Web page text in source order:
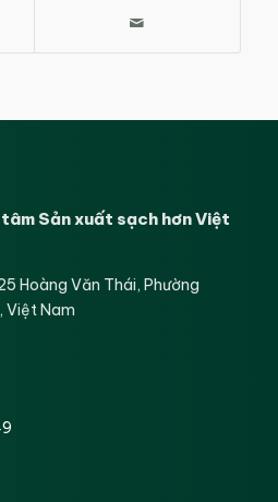
Sản xuất sạch hơn Việt
Hoàng Văn Thái, Phường
Việt Nam